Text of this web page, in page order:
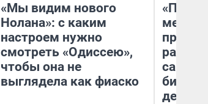
«Мы видим нового
Нолана»: с каким
настроем нужно
смотреть «Одиссею»,
чтобы она не
выглядела как фиаско
самом